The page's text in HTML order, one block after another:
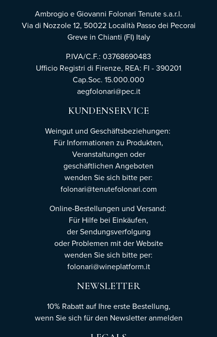
Ambrogio e Giovanni Folonari Tenute s.a.r.l.
Via di Nozzole 12, 50022 Località Passo dei Pecorai
Greve in Chianti (FI) Italy
P.IVA/C.F.: 03768690483
Ufficio Registri di Firenze, REA: FI - 390201
Cap.Soc. 15.000.000
aegfolonari@pec.it
KUNDENSERVICE
Weingut und Geschäftsbeziehungen:
Für Informationen zu Produkten,
Veranstaltungen oder
geschäftlichen Angeboten
wenden Sie sich bitte per:
folonari@tenutefolonari.com
Online-Bestellungen und Versand:
Für Hilfe bei Einkäufen,
der Sendungsverfolgung
oder Problemen mit der Website
wenden Sie sich bitte per:
folonari@wineplatform.it
NEWSLETTER
10% Rabatt auf Ihre erste Bestellung,
wenn Sie sich für den Newsletteranmelden